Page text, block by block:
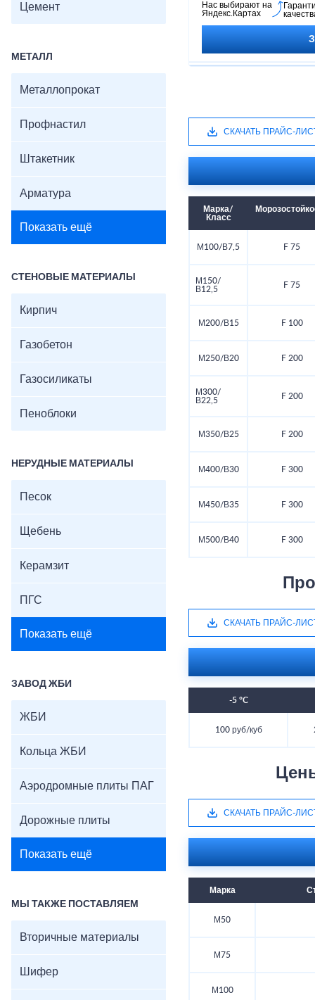
Цемент
МЕТАЛЛ
Металлопрокат
Профнастил
Штакетник
Арматура
Показать ещё
СТЕНОВЫЕ МАТЕРИАЛЫ
Кирпич
Газобетон
Газосиликаты
Пеноблоки
НЕРУДНЫЕ МАТЕРИАЛЫ
Песок
Щебень
Керамзит
ПГС
Показать ещё
ЗАВОД ЖБИ
ЖБИ
Кольца ЖБИ
Аэродромные плиты ПАГ
Дорожные плиты
Показать ещё
МЫ ТАКЖЕ ПОСТАВЛЯЕМ
Вторичные материалы
Шифер
долговечности. Не
проекты на потом -
Нас выбирают на
Яндекс.Картах
СКАЧАТЬ ПРАЙС-
Марка/
Класс
М100/В7,5 F 75
М150/
В12,5
F 75
М200/В15 F 100
М250/В20 F 200
М300/
В22,5
F 200
М350/В25 F 200
М400/В30 F 300
М450/В35 F 300
М500/В40 F 300
СКАЧАТЬ ПРАЙС-
-5 °C
100 руб/куб
СКАЧАТЬ ПРАЙС-
Марка
М50
М75
М100